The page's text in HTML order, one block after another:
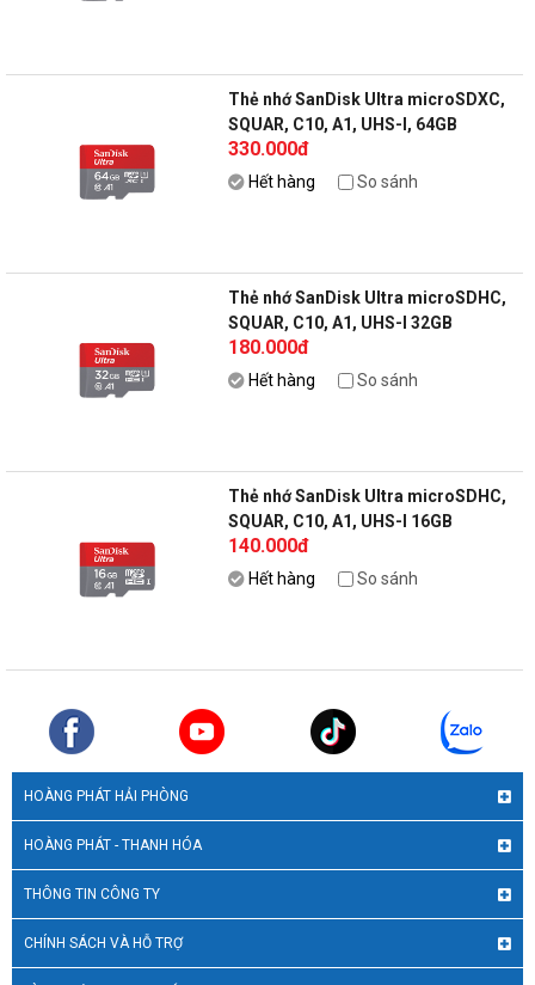
Thẻ nhớ SanDisk Ultra microSDXC,
SQUAR, C10, A1, UHS-I, 64GB
(100MB/s R)
330.000đ
Hết hàng So sánh
Thẻ nhớ SanDisk Ultra microSDHC,
SQUAR, C10, A1, UHS-I 32GB
(98MB/s R)
180.000đ
Hết hàng So sánh
Thẻ nhớ SanDisk Ultra microSDHC,
SQUAR, C10, A1, UHS-I 16GB
(98MB/s R)
140.000đ
Hết hàng So sánh
HOÀNG PHÁT HẢI PHÒNG
HOÀNG PHÁT - THANH HÓA
THÔNG TIN CÔNG TY
CHÍNH SÁCH VÀ HỖ TRỢ